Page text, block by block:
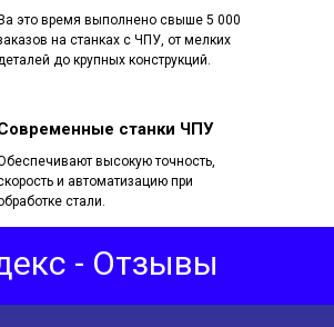
это время выполнено свыше 5 000
на станках с ЧПУ, от мелких
до крупных конструкций.
станки ЧПУ
высокую точность,
и автоматизацию при
стали.
- Отзывы